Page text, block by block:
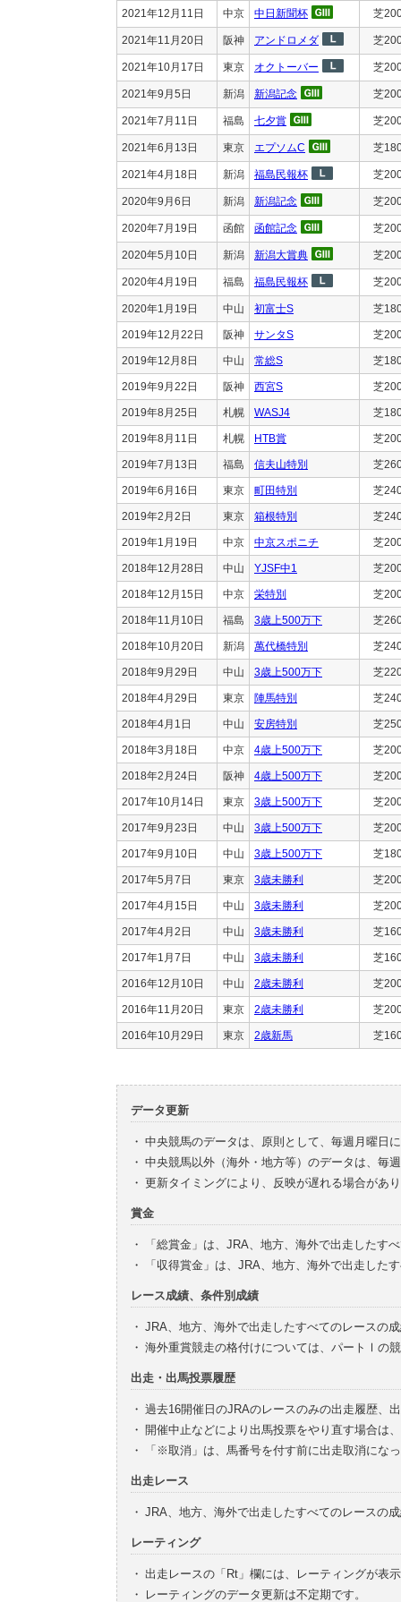
2021年12月11日 中京 中日新聞杯 芝
2021年11月20日 阪神 アンドロメダ 芝
2021年10月17日 東京 オクトーバー 芝
2021年9月5日 新潟 新潟記念 芝
2021年7月11日 福島 七夕賞 芝
2021年6月13日 東京 エプソムC 芝
2021年4月18日 新潟 福島民報杯 芝
2020年9月6日 新潟 新潟記念 芝
2020年7月19日 函館 函館記念 芝
2020年5月10日 新潟 新潟大賞典 芝
2020年4月19日 福島 福島民報杯 芝
2020年1月19日 中山 初富士S 芝
2019年12月22日 阪神 サンタS 芝
2019年12月8日 中山 常総S 芝
2019年9月22日 阪神 西宮S 芝
2019年8月25日 札幌 WASJ4 芝
2019年8月11日 札幌 HTB賞 芝
2019年7月13日 福島 信夫山特別 芝
2019年6月16日 東京 町田特別 芝
2019年2月2日 東京 箱根特別 芝
2019年1月19日 中京 中京スポニチ 芝
2018年12月28日 中山 YJSF中1 芝
2018年12月15日 中京 栄特別 芝
2018年11月10日 福島 3歳上500万下 芝
2018年10月20日 新潟 萬代橋特別 芝
2018年9月29日 中山 3歳上500万下 芝
2018年4月29日 東京 陣馬特別 芝
2018年4月1日 中山 安房特別 芝
2018年3月18日 中京 4歳上500万下 芝
2018年2月24日 阪神 4歳上500万下 芝
2017年10月14日 東京 3歳上500万下 芝
2017年9月23日 中山 3歳上500万下 芝
2017年9月10日 中山 3歳上500万下 芝
2017年5月7日 東京 3歳未勝利 芝
2017年4月15日 中山 3歳未勝利 芝
2017年4月2日 中山 3歳未勝利 芝
2017年1月7日 中山 3歳未勝利 芝
2016年12月10日 中山 2歳未勝利 芝
2016年11月20日 東京 2歳未勝利 芝
2016年10月29日 東京 2歳新馬 芝
データ更新
・ 中央競馬のデータは、原則として、毎週月曜日
・ 中央競馬以外（海外・地方等）のデータは、毎
・ 更新タイミングにより、反映が遅れる場合があ
賞金
・
「総賞金」は、JRA、地方、海外で出走したす
・
「収得賞金」は、JRA、地方、海外で出走した
レース成績、条件別成績
・ JRA、地方、海外で出走したすべてのレースの
・ 海外重賞競走の格付けについては、パートⅠの
出走・出馬投票履歴
・ 過去16開催日のJRAのレースのみの出走履歴、
・ 開催中止などにより出馬投票をやり直す場合は
・
「※取消」は、馬番号を付す前に出走取消にな
出走レース
・ JRA、地方、海外で出走したすべてのレースの
レーティング
・ 出走レースの「Rt」欄には、レーティングが表
・
レーティングのデータ更新は不定期です。